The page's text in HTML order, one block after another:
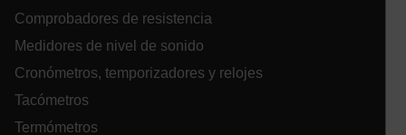
Comprobadores de resistencia
Medidores de nivel de sonido
Cronómetros, temporizadores y relojes
Tacómetros
Termómetros
CS_FPC
Google